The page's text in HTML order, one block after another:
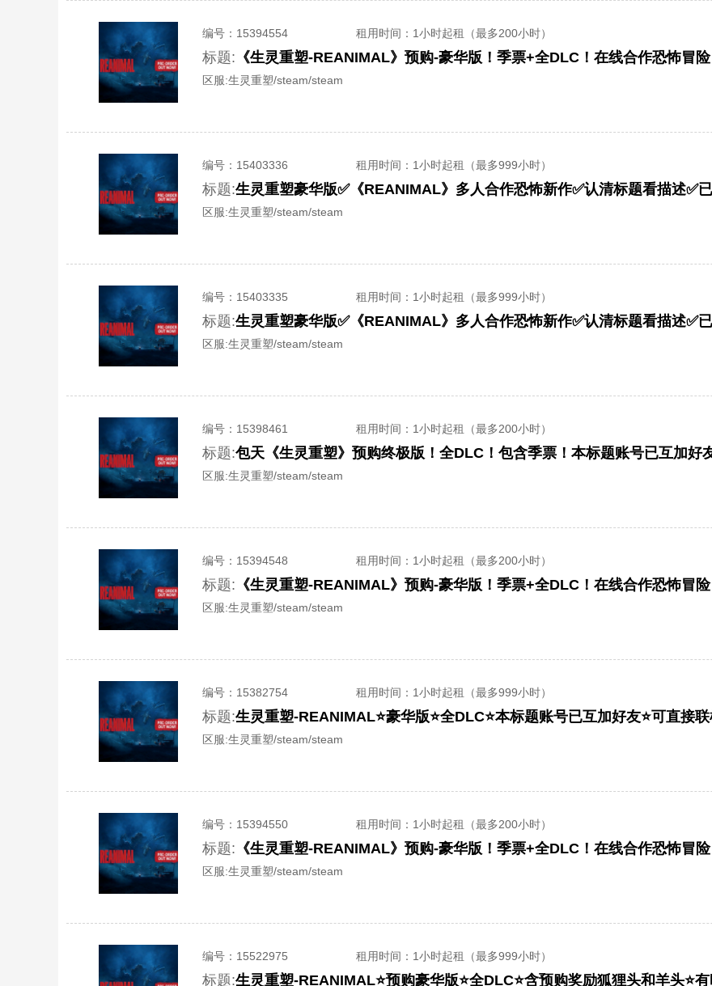
编号： 15394554 租用时间 ：1小时起租（最多200小时）
标题: 《生灵重塑-REANIMAL》预购-豪华版！季票+全DLC！在线合作恐怖冒险
区服:生灵重塑/steam/steam
编号： 15403336 租用时间 ：1小时起租（最多999小时）
标题:
区服:生灵重塑/steam/steam
编号： 15403335 租用时间 ：1小时起租（最多999小时）
标题:
区服:生灵重塑/steam/steam
编号： 15398461 租用时间 ：1小时起租（最多200小时）
标题:
区服:生灵重塑/steam/steam
编号： 15394548 租用时间 ：1小时起租（最多200小时）
标题: 《生灵重塑-REANIMAL》预购-豪华版！季票+全DLC！在线合作恐怖冒险
区服:生灵重塑/steam/steam
编号： 15382754 租用时间 ：1小时起租（最多999小时）
标题:
区服:生灵重塑/steam/steam
编号： 15394550 租用时间 ：1小时起租（最多200小时）
标题: 《生灵重塑-REANIMAL》预购-豪华版！季票+全DLC！在线合作恐怖冒险
区服:生灵重塑/steam/steam
编号： 15522975 租用时间 ：1小时起租（最多999小时）
标题: